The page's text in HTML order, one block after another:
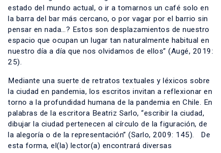
estado del mundo actual, o ir a tomarnos un café solo en
la barra del bar más cercano, o por vagar por el barrio sin
pensar en nada…? Estos son desplazamientos de nuestro
espacio que ocupan un lugar tan naturalmente habitual en
nuestro día a día que nos olvidamos de ellos” (Augé, 2019:
25).
Mediante una suerte de retratos textuales y léxicos sobre
la ciudad en pandemia, los escritos invitan a reflexionar en
torno a la profundidad humana de la pandemia en Chile. En
palabras de la escritora Beatriz Sarlo, “escribir la ciudad,
dibujar la ciudad pertenecen al círculo de la figuración, de
la alegoría o de la representación” (Sarlo, 2009: 145). De
esta forma, el(la) lector(a) encontrará diversas